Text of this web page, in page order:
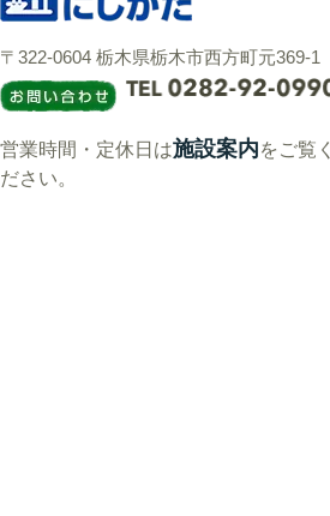
〒322-0604 栃木県栃木市西方町元369-1
営業時間・定休日は施設案内をご覧く
ださい。